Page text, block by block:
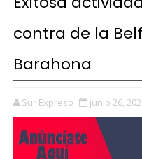
contra de la
Barahona
Sur Expreso junio 26,